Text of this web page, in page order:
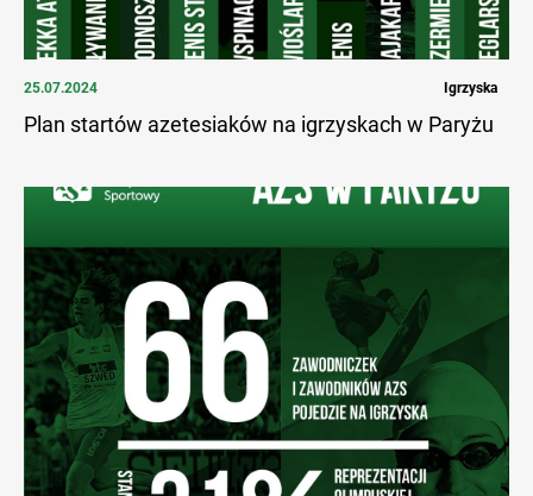
25.07.2024 Igrzyska
Plan startów azetesiaków na igrzyskach w Paryżu